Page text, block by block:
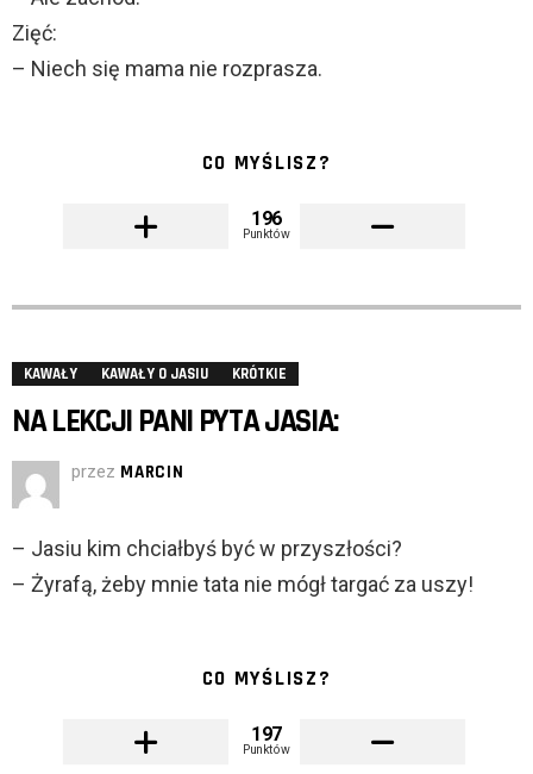
Zięć:
– Niech się mama nie rozprasza.
CO MYŚLISZ?
196
Punktów
KAWAŁY KAWAŁY O JASIU KRÓTKIE
NA LEKCJI PANI PYTA JASIA:
przez MARCIN
– Jasiu kim chciałbyś być w przyszłości?
– Żyrafą, żeby mnie tata nie mógł targać za uszy!
CO MYŚLISZ?
197
Punktów